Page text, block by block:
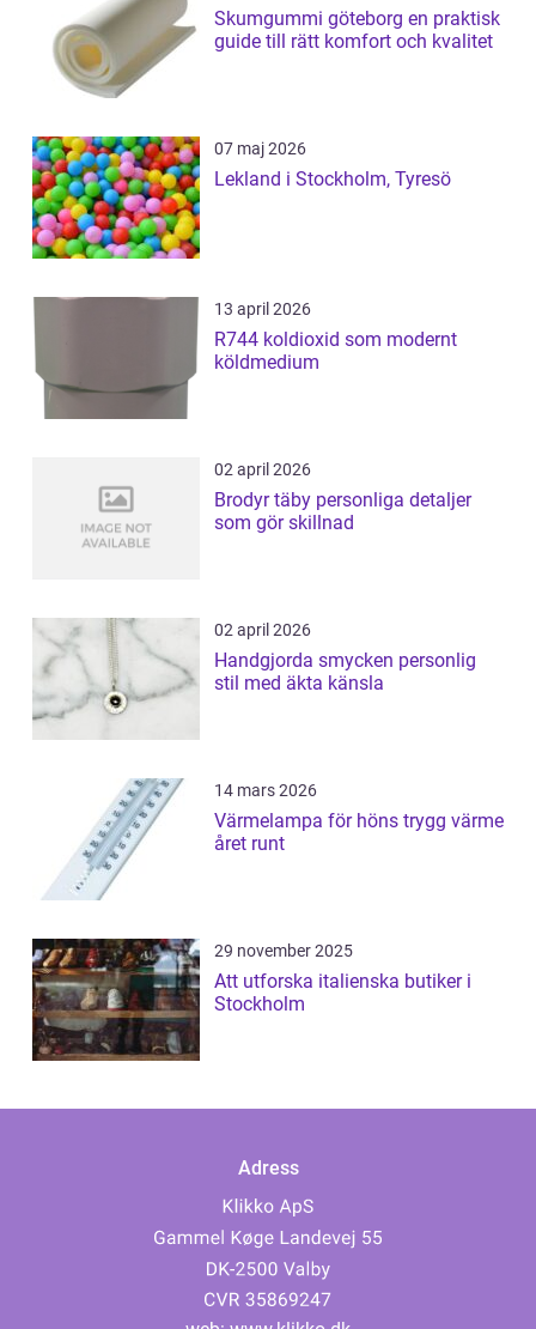
Skumgummi göteborg en praktisk
guide till rätt komfort och kvalitet
07 maj 2026
Lekland i Stockholm, Tyresö
13 april 2026
R744 koldioxid som modernt
köldmedium
02 april 2026
Brodyr täby personliga detaljer
som gör skillnad
02 april 2026
Handgjorda smycken personlig
stil med äkta känsla
14 mars 2026
Värmelampa för höns trygg värme
året runt
29 november 2025
Att utforska italienska butiker i
Stockholm
Adress